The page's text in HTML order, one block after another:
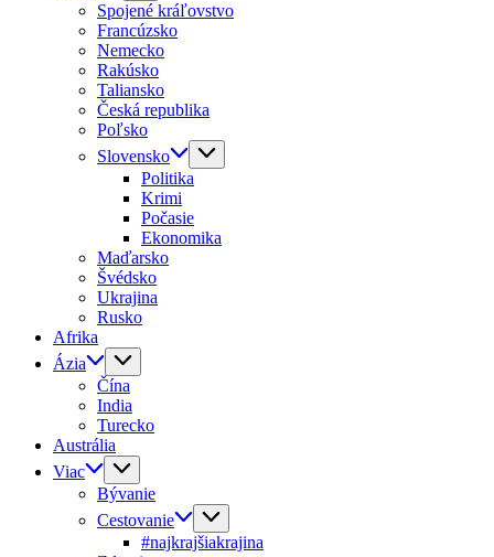
Spojené kráľovstvo
Francúzsko
Nemecko
Rakúsko
Taliansko
Česká republika
Poľsko
Slovensko
Politika
Krimi
Počasie
Ekonomika
Maďarsko
Švédsko
Ukrajina
Rusko
Afrika
Ázia
Čína
India
Turecko
Austrália
Viac
Bývanie
Cestovanie
#najkrajšiakrajina